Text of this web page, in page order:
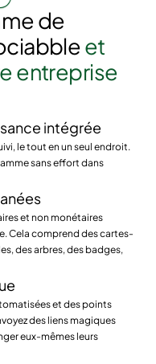
de
et
entreprise
intégrée
le tout en un seul endroit.
sans effort dans
et non monétaires
Cela comprend des cartes-
des arbres, des badges,
et des points
des liens magiques
eux-mêmes leurs